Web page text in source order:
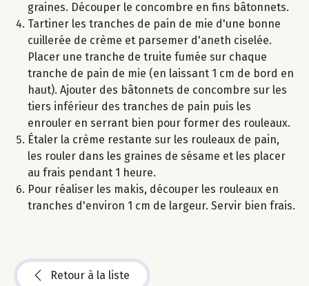
graines. Découper le concombre en fins bâtonnets.
Tartiner les tranches de pain de mie d'une bonne
cuillerée de crème et parsemer d'aneth ciselée.
Placer une tranche de truite fumée sur chaque
tranche de pain de mie (en laissant 1 cm de bord en
haut). Ajouter des bâtonnets de concombre sur les
tiers inférieur des tranches de pain puis les
enrouler en serrant bien pour former des rouleaux.
Étaler la crème restante sur les rouleaux de pain,
les rouler dans les graines de sésame et les placer
au frais pendant 1 heure.
Pour réaliser les makis, découper les rouleaux en
tranches d'environ 1 cm de largeur. Servir bien frais.
Retour à la liste